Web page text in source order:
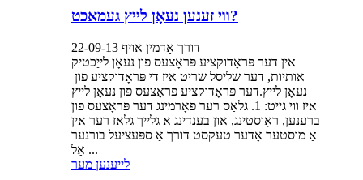
ווי זענען נעאָן לייץ געמאכט?
דורך אַדמין אויף 22-09-13
אין דער פּראָדוקציע פּראָצעס פון נעאָן לייַכטיק
אותיות, דער שליסל שריט איז די פּראָדוקציע פון ​​
נעאָן לייץ.דער פּראָדוקציע פּראָצעס פון נעאָן לייץ
איז ווי גייט: 1. גלאַס רער פאָרמינג דער פּראָצעס פון
ברענען, ראָוסטינג, און בענדינג אַ גלייַך גלאז רער אין
אַ מוסטער אָדער טעקסט דורך אַ ספּעציעל בורנער
אַל ...
לייענען מער